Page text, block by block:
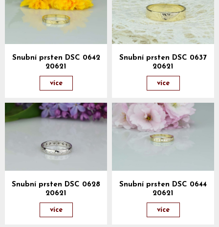
Snubní prsten DSC 0642
20621
více
Snubní prsten DSC 0637
20621
více
Snubní prsten DSC 0628
20621
více
Snubní prsten DSC 0644
20621
více